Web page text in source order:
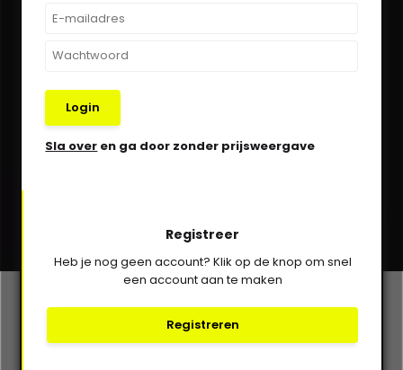
Login
Sla over en ga door zonder prijsweergave
Registreer
Heb je nog geen account? Klik op de knop om snel
een account aan te maken
Registreren
Kom in contact!
030-6332929
verkoop@vanbieren.nl
* Lees hier de wettelijke beperkingen
Klantenservice